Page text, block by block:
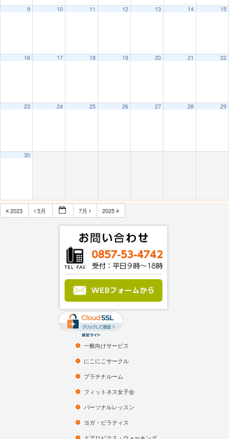
9 10 11 12 13 14 15
16 17 18 19 20 21 22
23 24 25 26 27 28 29
30
2023 5月 7月 2025
一般向けサービス
にこにこサークル
プラチナルーム
フィットネス女子会
パーソナルレッスン
ヨガ・ピラティス
エアロビクス・ウォーキング